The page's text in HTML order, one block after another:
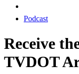
Podcast
Receive
TVDOT